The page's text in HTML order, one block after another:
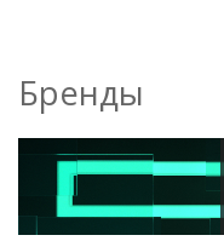
Бренды